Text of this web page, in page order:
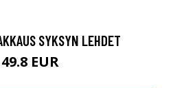
SYKSYN LEHDET
49.8 EUR